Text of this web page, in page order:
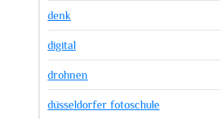
denk
digital
drohnen
düsseldorfer fotoschule